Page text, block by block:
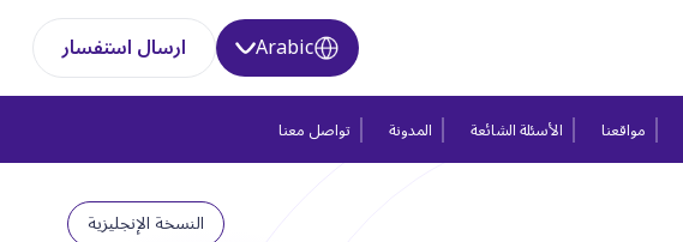
Arabic ارسال استفسار
مواقعنا الأسئلة الشائعة المدونة تواصل معنا
النسخة الإنجليزية